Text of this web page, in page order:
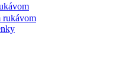
rukávom